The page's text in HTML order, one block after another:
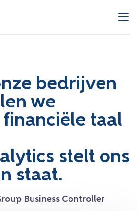
bedrijven
we
taal
stelt ons
staat.
Business Controller